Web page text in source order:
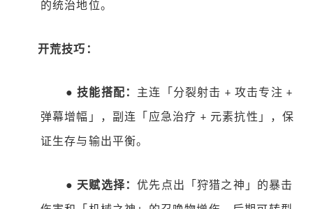
的统治地位。
开荒技巧：
● 技能搭配： 主连「分裂射击 +攻击专注+
弹幕增幅」，副连「应急治疗 + 元素抗性」，保
证生存与输出平衡。
● 天赋选择：优先点出「狩猎之神」的暴击